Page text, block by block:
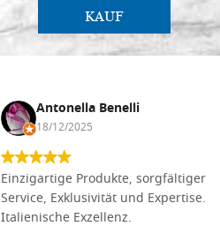
KAUF
Antonella Benelli
18/12/2025
Einzigartige Produkte, sorgfältiger
Service, Exklusivität und Expertise.
Italienische Exzellenz.